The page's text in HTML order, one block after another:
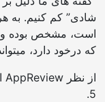
شادی” کم کنیم. به
است، مشخص بوده و
که درخود دارد،
5.